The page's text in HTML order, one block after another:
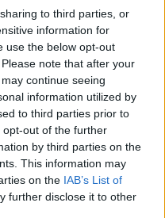
to third parties, or
information for
use the below opt-out
note that after your
continue seeing
information utilized by
to third parties prior to
out of the further
by third parties on the
This information may
on the IAB’s List of
further disclose it to other